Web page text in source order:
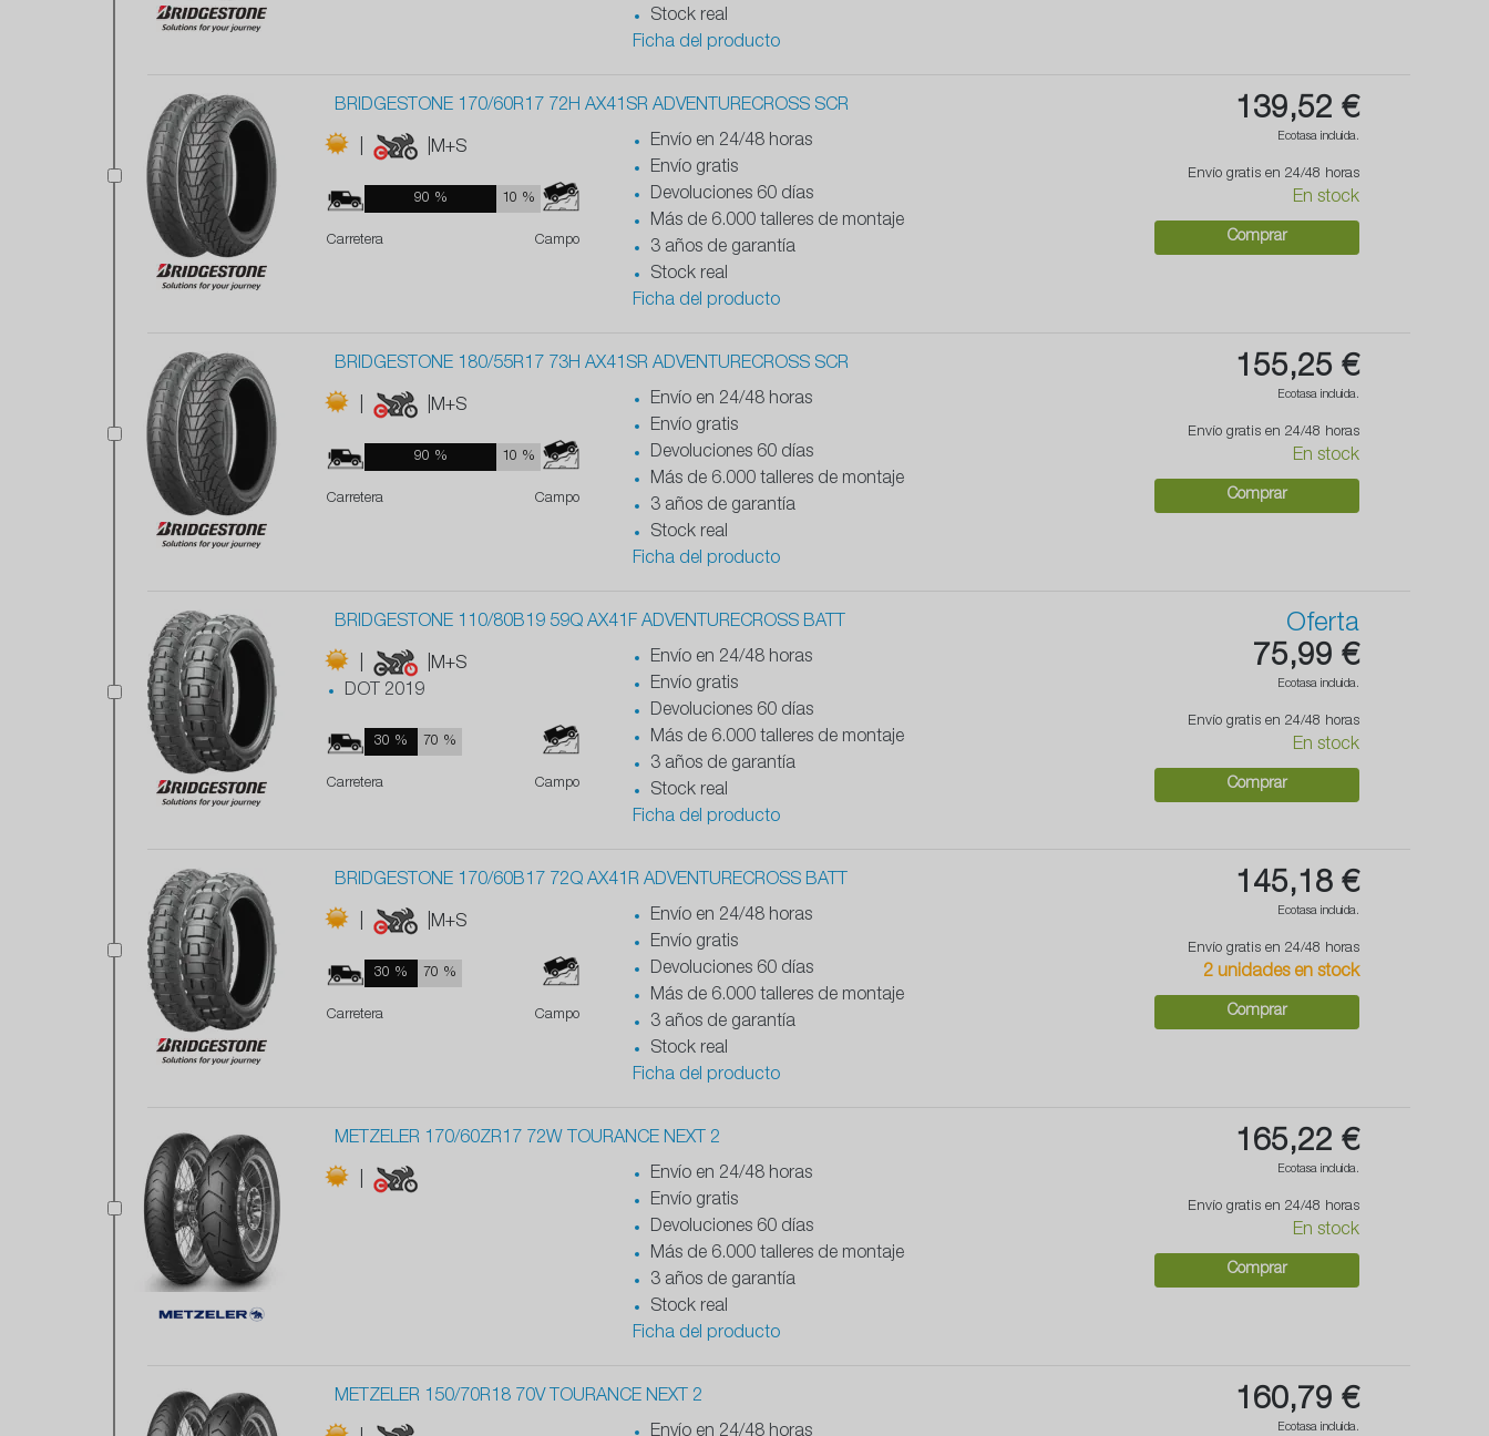
Stock real
Ficha del producto
BRIDGESTONE 170/60R17 72H AX41SR ADVENTURECROSS SCR
|M+S
90 % 10 %
Carretera Campo
Envío en 24/48 horas
Envío gratis
Devoluciones 60 días
Más de 6.000 talleres de montaje
3 años de garantía
Stock real
Ficha del producto
139,52 €
Ecotasa incluida.
Envío gratis en 24/48 horas
En stock
Comprar
BRIDGESTONE 180/55R17 73H AX41SR ADVENTURECROSS SCR
|M+S
90 % 10 %
Carretera Campo
Envío en 24/48 horas
Envío gratis
Devoluciones 60 días
Más de 6.000 talleres de montaje
3 años de garantía
Stock real
Ficha del producto
155,25 €
Ecotasa incluida.
Envío gratis en 24/48 horas
En stock
Comprar
BRIDGESTONE 110/80B19 59Q AX41F ADVENTURECROSS BATT
|M+S
DOT 2019
30 % 70 %
Carretera Campo
Envío en 24/48 horas
Envío gratis
Devoluciones 60 días
Más de 6.000 talleres de montaje
3 años de garantía
Stock real
Ficha del producto
Oferta
75,99 €
Ecotasa incluida.
Envío gratis en 24/48 horas
En stock
Comprar
BRIDGESTONE 170/60B17 72Q AX41R ADVENTURECROSS BATT
|M+S
30 % 70 %
Carretera Campo
Envío en 24/48 horas
Envío gratis
Devoluciones 60 días
Más de 6.000 talleres de montaje
3 años de garantía
Stock real
Ficha del producto
145,18 €
Ecotasa incluida.
Envío gratis en 24/48 horas
2 unidades en stock
Comprar
METZELER 170/60ZR17 72W TOURANCE NEXT 2
Envío en 24/48 horas
Envío gratis
Devoluciones 60 días
Más de 6.000 talleres de montaje
3 años de garantía
Stock real
Ficha del producto
165,22 €
Ecotasa incluida.
Envío gratis en 24/48 horas
En stock
Comprar
METZELER 150/70R18 70V TOURANCE NEXT 2
Envío en 24/48 horas
160,79 €
Ecotasa incluida.